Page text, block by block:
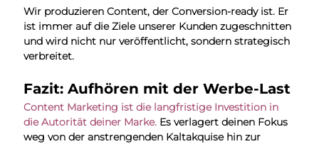
Wir produzieren Content, der Conversion-ready ist. Er
ist immer auf die Ziele unserer Kunden zugeschnitten
und wird nicht nur veröffentlicht, sondern strategisch
verbreitet.
Fazit: Aufhören mit der Werbe-Last
Content Marketing ist die langfristige Investition in
die Autorität deiner Marke. Es verlagert deinen Fokus
weg von der anstrengenden Kaltakquise hin zur